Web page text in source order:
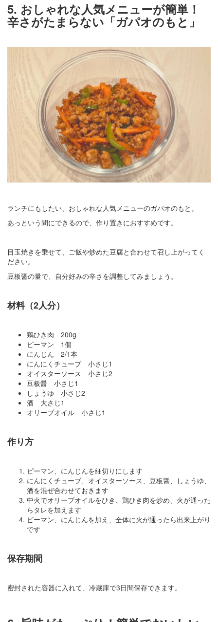
5. おしゃれな人気メニューが簡単！
辛さがたまらない「ガパオのもと」
ランチにもしたい、おしゃれな人気メニューのガパオのもと。
あっという間にできるので、作り置きにおすすめです。
目玉焼きを乗せて、ご飯や炒めた豆腐と合わせて召し上がってく
ださい。
豆板醤の量で、自分好みの辛さを調整してみましょう。
材料（2人分）
鶏ひき肉 200g
ピーマン 1個
にんじん 2/1本
にんにくチューブ 小さじ1
オイスターソース 小さじ2
豆板醤 小さじ1
しょうゆ 小さじ2
酒 大さじ1
オリーブオイル 小さじ1
作り方
ピーマン、にんじんを細切りにします
にんにくチューブ、オイスターソース、豆板醤、しょうゆ、
酒を混ぜ合わせておきます
中火でオリーブオイルをひき、鶏ひき肉を炒め、火が通った
らタレを加えます
ピーマン、にんじんを加え、全体に火が通ったら出来上がり
です
保存期間
密封された容器に入れて、冷蔵庫で3日間保存できます。